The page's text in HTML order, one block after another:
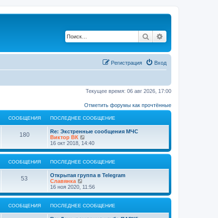
Поиск
Вход
Регистрация
Текущее время: 06 авг 2026, 17:00
Отметить форумы как прочтённые
СООБЩЕНИЯ ПОСЛЕДНЕЕ СООБЩЕНИЕ
180
Re: Экстренные сообщения МЧС
Виктор ВК
е
р
е
й
к
о
с
е
д
16 окт 2018, 14:40
СООБЩЕНИЯ ПОСЛЕДНЕЕ СООБЩЕНИЕ
53
Открытая группа в Telegram
Славянка
е
р
е
й
16 ноя 2020, 11:56
СООБЩЕНИЯ ПОСЛЕДНЕЕ СООБЩЕНИЕ